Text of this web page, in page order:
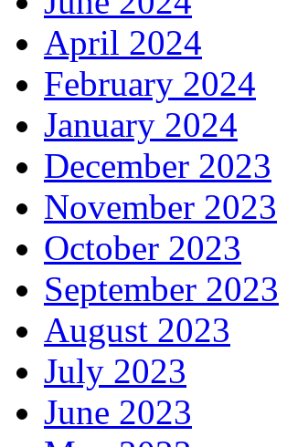
April 2024
February 2024
January 2024
December 2023
November 2023
October 2023
September 2023
August 2023
July 2023
June 2023